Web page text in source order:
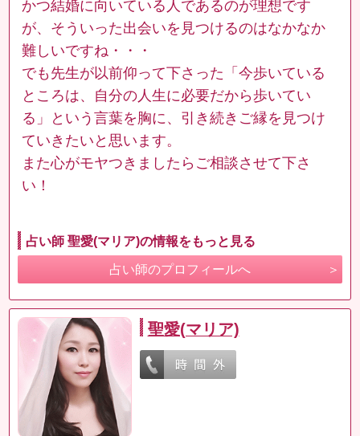
かつ結婚に向いている人であるのが理想です
が、そういった出会いを見つけるのはなかなか
難しいですね・・・
でも先生が以前仰って下さった「今歩いている
ところは、自分の人生に必要だから歩いてい
る」という言葉を胸に、引き続きご縁を見つけ
ていきたいと思います。
また心がモヤつきましたらご相談させて下さ
い！
占い師 聖愛(マリア)の情報をもっと見る
占い師のプロフィールへ
聖愛(マリア)